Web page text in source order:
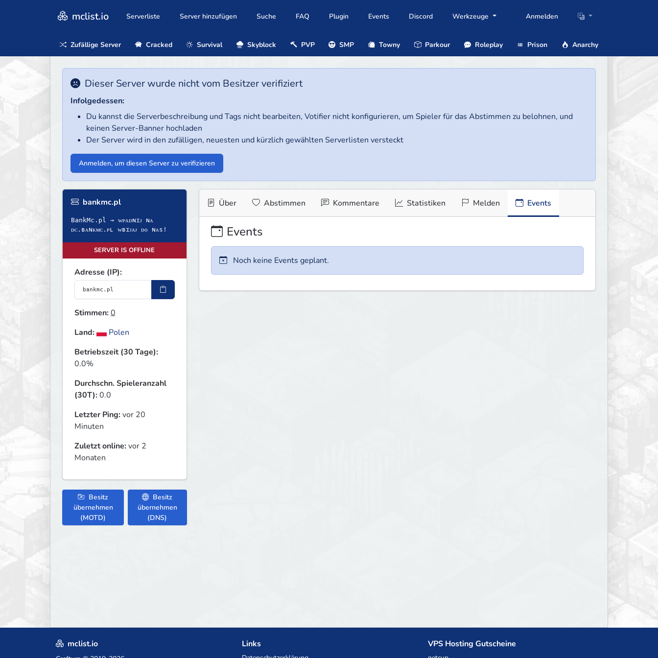
mclist.io Serverliste Server hinzufügen Suche FAQ Plugin Events Discord Werkzeuge Anmelden
Zufällige Server Cracked Survival Skyblock PVP SMP Towny Parkour Roleplay Prison Anarchy
Dieser Server wurde nicht vom Besitzer verifiziert
Infolgedessen:
Du kannst die Serverbeschreibung und Tags nicht bearbeiten, Votifier nicht konfigurieren, um Spieler für das Abstimmen zu belohnen, und
keinen Server-Banner hochladen
Der Server wird in den zufälligen, neuesten und kürzlich gewählten Serverlisten versteckt
Anmelden, um diesen Server zu verifizieren
bankmc.pl
BankMc.pl → ᴡᴘᴀᴅɴɪᴊ ɴᴀ
ᴅᴄ.ʙᴀɴᴋᴍᴄ.ᴘʟ ᴡʙɪᴊᴀᴊ ᴅᴏ ɴᴀs!
SERVER IS OFFLINE
Adresse (IP):
Stimmen:0
Land:
Polen
Betriebszeit (30 Tage):
0.0%
Durchschn. Spieleranzahl
(30T):0.0
Letzter Ping:vor 20
Minuten
Zuletzt online:vor 2
Monaten
Besitz
übernehmen
(MOTD)
Besitz
übernehmen
(DNS)
Über Abstimmen Kommentare Statistiken Melden Events
Events
Noch keine Events geplant.
mclist.io Links VPS Hosting Gutscheine